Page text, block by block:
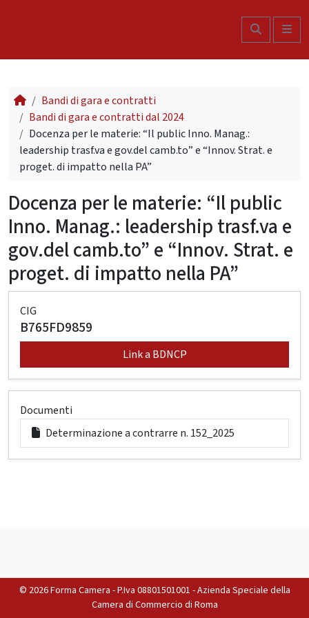
Search
Bandi di gara e contratti
Bandi di gara e contratti dal 2024
Docenza per le materie: “Il public Inno. Manag.:
leadership trasf.va e gov.del camb.to” e “Innov. Strat. e
proget. di impatto nella PA”
Docenza per le materie: “Il public
Inno. Manag.: leadership trasf.va e
gov.del camb.to” e “Innov. Strat. e
proget. di impatto nella PA”
CIG
B765FD9859
Link a BDNCP
Documenti
Determinazione a contrarre n. 152_2025
© 2026 Forma Camera - P.Iva 08801501001 - Azienda Speciale della
Camera di Commercio di Roma